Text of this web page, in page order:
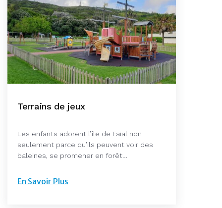
Terrains de jeux
Les enfants adorent l’île de Faial non
seulement parce qu’ils peuvent voir des
baleines, se promener en forêt…
En Savoir Plus